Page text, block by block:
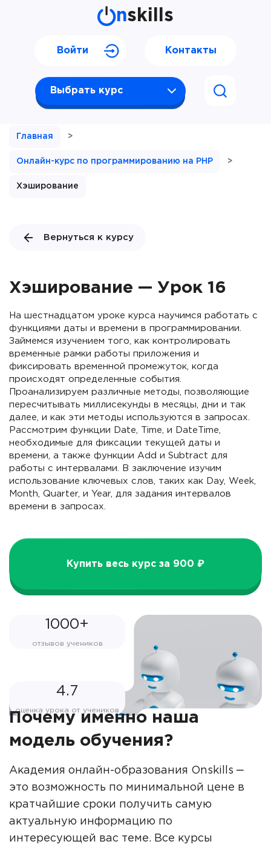
nskills
Выбрать курс
Войти Контакты
Главная >
Онлайн-курс по программированию на PHP >
Хэширование
Вернуться к курсу
Хэширование — Урок 16
На шестнадцатом уроке курса научимся работать с
функциями даты и времени в программировании.
Займемся изучением того, как контролировать
временные рамки работы приложения и
фиксировать временной промежуток, когда
происходят определенные события.
Проанализируем различные методы, позволяющие
пересчитывать миллисекунды в месяцы, дни и так
далее, и как эти методы используются в запросах.
Рассмотрим функции Date, Time, и DateTime,
необходимые для фиксации текущей даты и
времени, а также функции Add и Subtract для
работы с интервалами. В заключение изучим
использование ключевых слов, таких как Day, Week,
Month, Quarter, и Year, для задания интервалов
времени в запросах.
Купить весь курс за 900 ₽
1000+
отзывов учеников
4.7
оценка урока от учеников
Почему именно наша
модель обучения?
Академия онлайн-образования Onskills ‒
это возможность по минимальной цене в
кратчайшие сроки получить самую
актуальную информацию по
интересующей вас теме. Все курсы